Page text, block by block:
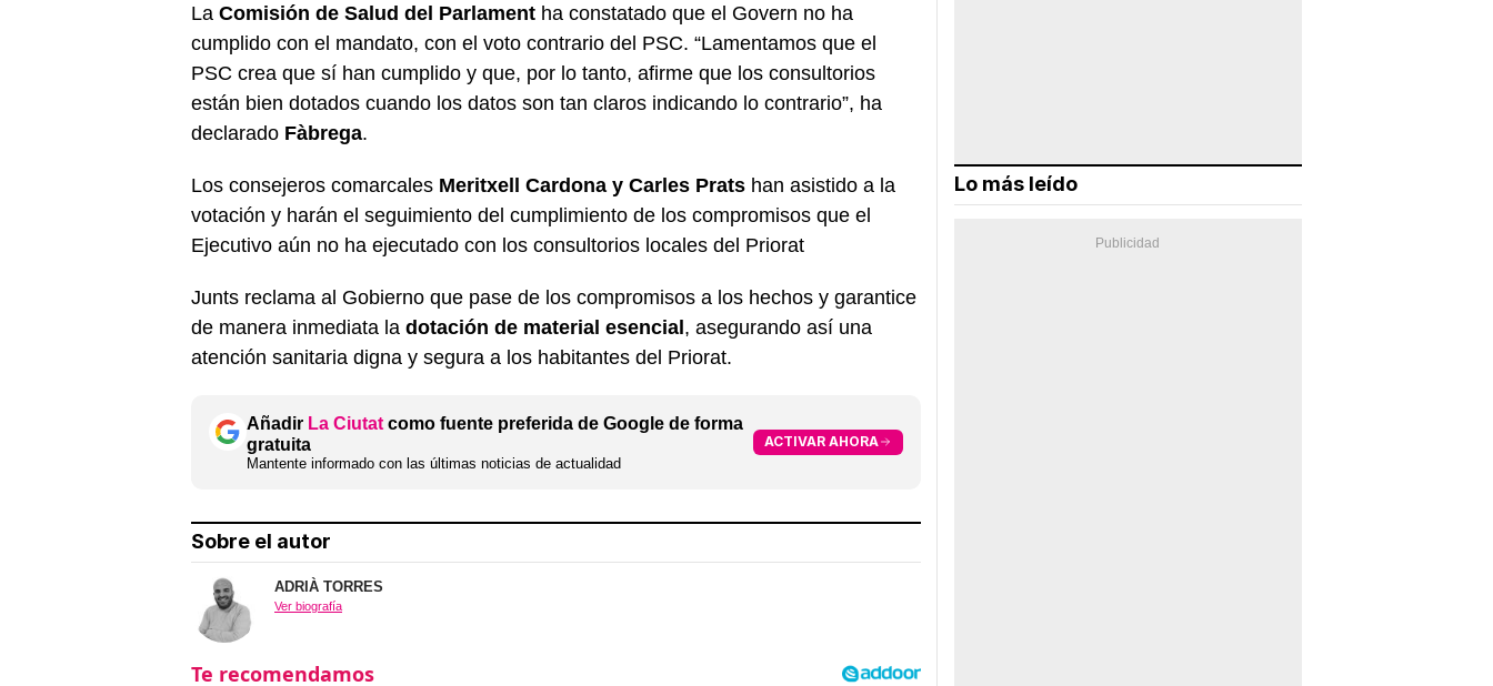
La Comisión de Salud del Parlament ha constatado que el Govern no ha
cumplido con el mandato, con el voto contrario del PSC. “Lamentamos que el
PSC crea que sí han cumplido y que, por lo tanto, afirme que los consultorios
están bien dotados cuando los datos son tan claros indicando lo contrario”, ha
declarado Fàbrega.
Los consejeros comarcales Meritxell Cardona y Carles Prats han asistido a la
votación y harán el seguimiento del cumplimiento de los compromisos que el
Ejecutivo aún no ha ejecutado con los consultorios locales del Priorat
Junts reclama al Gobierno que pase de los compromisos a los hechos y garantice
de manera inmediata la dotación de material esencial, asegurando así una
atención sanitaria digna y segura a los habitantes del Priorat.
Añadir La Ciutat como fuente preferida de Google de forma
gratuita
Mantente informado con las últimas noticias de actualidad
ACTIVAR AHORA
Sobre el autor
ADRIÀ TORRES
Ver biografía
Lo más leído